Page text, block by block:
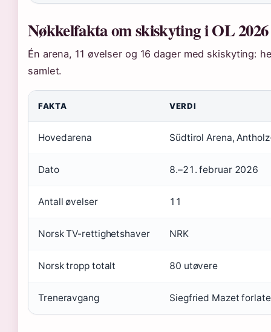
Nøkkelfakta om skiskyting i OL 2026
Én arena, 11 øvelser og 16 dager med skiskyting:
samlet.
FAKTA VERDI
Hovedarena Südtirol Arena,
Dato 8.–21. februar 2026
Antall øvelser 11
Norsk TV-rettighetshaver NRK
Norsk tropp totalt 80 utøvere
Treneravgang Siegfried Mazet